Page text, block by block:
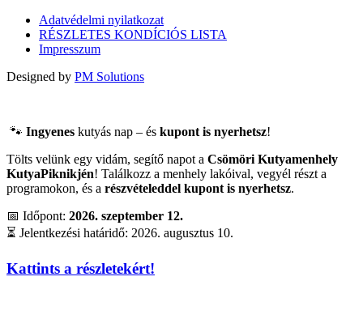
Adatvédelmi nyilatkozat
RÉSZLETES KONDÍCIÓS LISTA
Impresszum
Designed by PM Solutions
🐾 Ingyenes kutyás nap – és kupont is nyerhetsz!
Tölts velünk egy vidám, segítő napot a Csömöri Kutyamenhely
KutyaPiknikjén! Találkozz a menhely lakóival, vegyél részt a
programokon, és a részvételeddel kupont is nyerhetsz.
📅 Időpont: 2026. szeptember 12.
⏳ Jelentkezési határidő: 2026. augusztus 10.
Kattints a részletekért!